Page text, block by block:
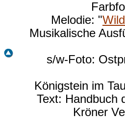
Melodie: "
Musikalische
s/w-Foto:
Königstein im
Text: Handbuch
Kröner